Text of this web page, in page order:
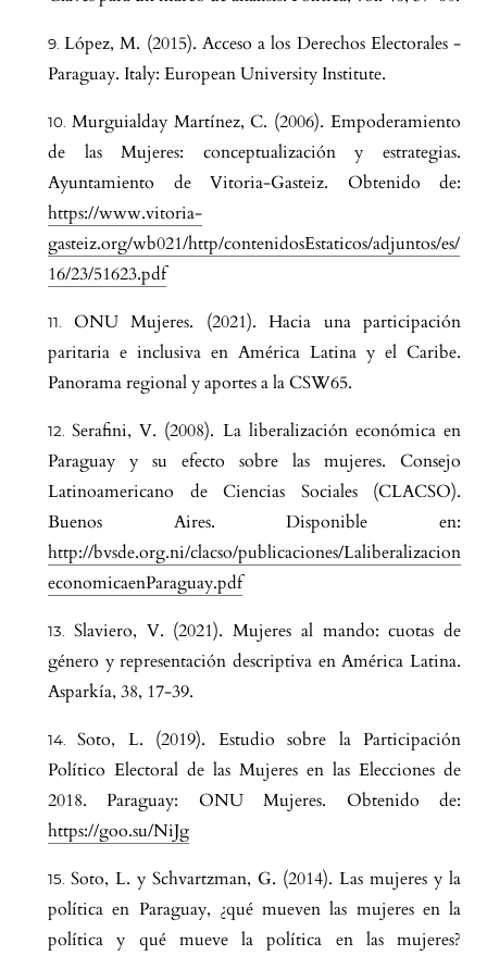
López, M. (2015). Acceso a los Derechos Electorales -
Paraguay. Italy: European University Institute.
Murguialday Martínez, C. (2006). Empoderamiento
de las Mujeres: conceptualización y estrategias.
Ayuntamiento de Vitoria-Gasteiz. Obtenido de:
https://www.vitoria-
gasteiz.org/wb021/http/contenidosEstaticos/adjuntos/es/
16/23/51623.pdf
ONU Mujeres. (2021). Hacia una participación
paritaria e inclusiva en América Latina y el Caribe.
Panorama regional y aportes a la CSW65.
Serafini, V. (2008). La liberalización económica en
Paraguay y su efecto sobre las mujeres. Consejo
Latinoamericano de Ciencias Sociales (CLACSO).
Buenos Aires. Disponible en:
http://bvsde.org.ni/clacso/publicaciones/Laliberalizacion
economicaenParaguay.pdf
Slaviero, V. (2021). Mujeres al mando: cuotas de
género y representación descriptiva en América Latina.
Asparkía, 38, 17-39.
Soto, L. (2019). Estudio sobre la Participación
Político Electoral de las Mujeres en las Elecciones de
2018. Paraguay: ONU Mujeres. Obtenido de:
https://goo.su/NiJg
Soto, L. y Schvartzman, G. (2014). Las mujeres y la
política en Paraguay, ¿qué mueven las mujeres en la
política y qué mueve la política en las mujeres?